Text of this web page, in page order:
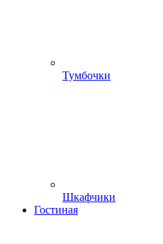
Тумбочки
Шкафчики
Гостиная